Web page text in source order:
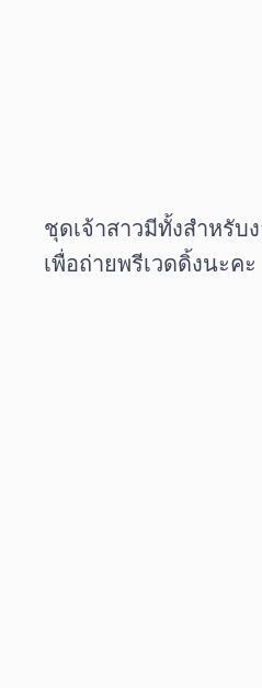
ชุดเจ้าสาวมีทั้งสำหรับ
เพื่อถ่ายพรีเวดดิ้งนะคะ